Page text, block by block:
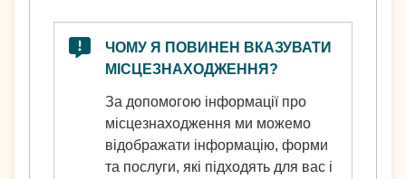
ЧОМУ Я ПОВИНЕН ВКАЗУВАТИ
МІСЦЕЗНАХОДЖЕННЯ?
За допомогою інформації про
місцезнаходження ми можемо
відображати інформацію, форми
та послуги, які підходять для вас і